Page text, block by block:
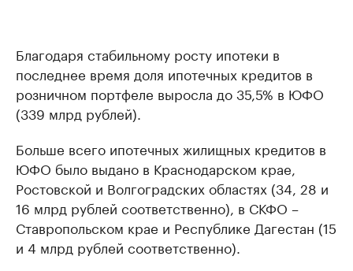
Благодаря стабильному росту ипотеки в
последнее время доля ипотечных кредитов в
розничном портфеле выросла до 35,5% в ЮФО
(339 млрд рублей).
Больше всего ипотечных жилищных кредитов в
ЮФО было выдано в Краснодарском крае,
Ростовской и Волгоградских областях (34, 28 и
16 млрд рублей соответственно), в СКФО –
Ставропольском крае и Республике Дагестан (15
и 4 млрд рублей соответственно).